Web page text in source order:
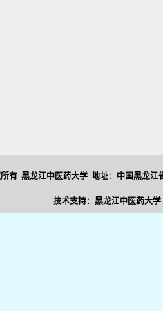
有 黑龙江中医药大学 地址：中国黑龙
技术支持：黑龙江中医药大